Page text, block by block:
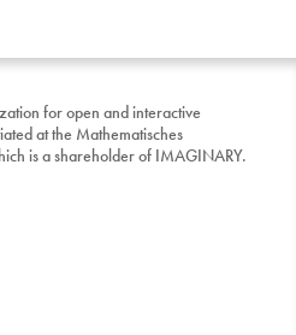
for open and interactive
at the Mathematisches
is a shareholder of IMAGINARY.